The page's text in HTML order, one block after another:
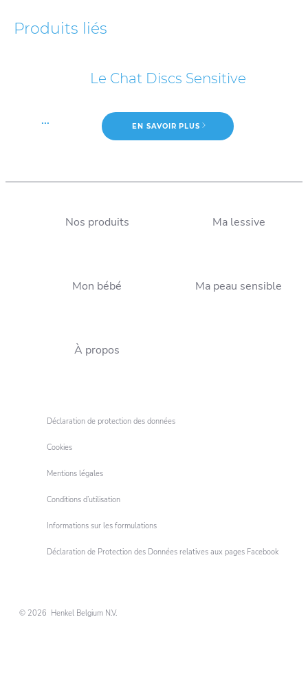
poudre : quelles
pour votre lessive !
Produits liés
Le Chat Discs Sensitive
... EN SAVOIR PLUS
Nos produits Ma lessive
Mon bébé Ma peau sensible
À propos
© 2026 Henkel Belgium N.V.
Déclaration de protection des données
Cookies
Mentions légales
Conditions d’utilisation
Informations sur les formulations
Déclaration de Protection des Données relatives aux pages Facebook